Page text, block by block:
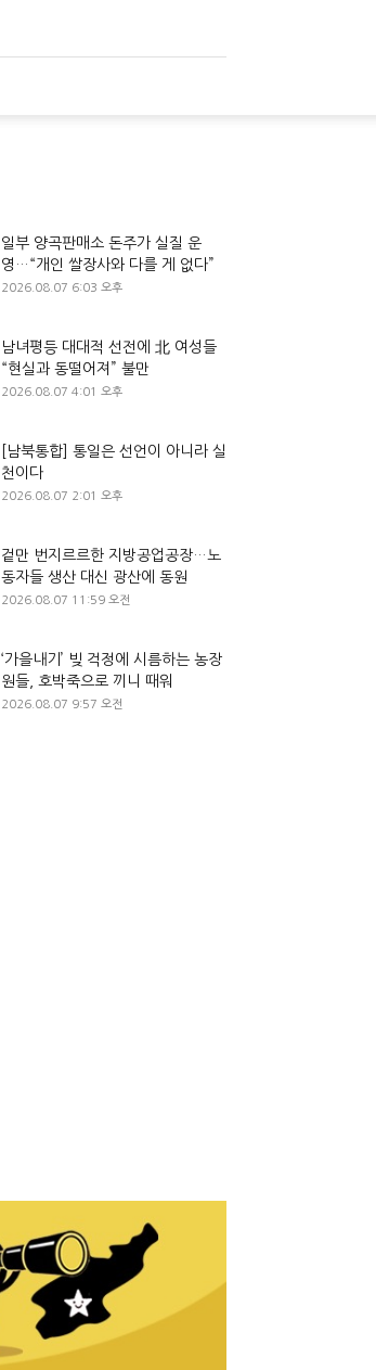
일부 양곡판매소 돈주가 실질 운
영…“개인 쌀장사와 다를 게 없다”
2026.08.07 6:03 오후
남녀평등 대대적 선전에 北 여성들
“현실과 동떨어져” 불만
2026.08.07 4:01 오후
[남북통합] 통일은 선언이 아니라 실
천이다
2026.08.07 2:01 오후
겉만 번지르르한 지방공업공장…노
동자들 생산 대신 광산에 동원
2026.08.07 11:59 오전
‘가을내기’ 빚 걱정에 시름하는 농장
원들, 호박죽으로 끼니 때워
2026.08.07 9:57 오전